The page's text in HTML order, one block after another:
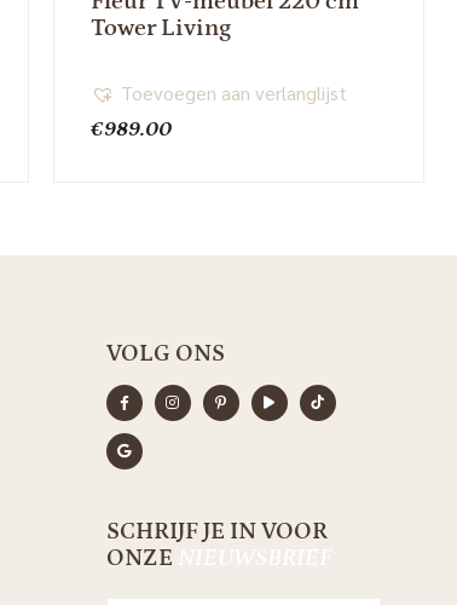
Tower Living
€989.00
Toevoegen aan verlanglijst
VOLG ONS
SCHRIJF JE IN VOOR
ONZE NIEUWSBRIEF